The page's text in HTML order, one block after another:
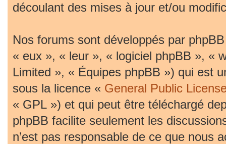
découlant des mises à jour et/ou
Nos forums sont développés par
« eux », « leur », « logiciel phpBB », «
Limited », « Équipes phpBB ») qui est
sous la licence « General Public
« GPL ») et qui peut être téléchargé
phpBB facilite seulement les
n’est pas responsable de ce que nous